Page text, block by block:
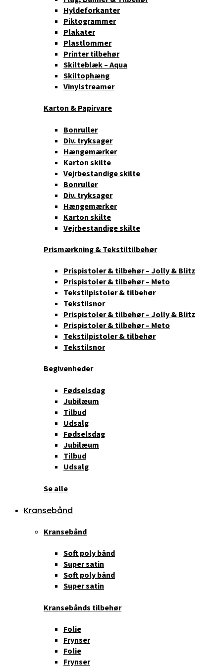
Hyldeforkanter
Piktogrammer
Plakater
Plastlommer
Printer tilbehør
Skilteblæk – Aqua
Skiltophæng
Vinylstreamer
Karton & Papirvare
Bonruller
Div. tryksager
Hængemærker
Karton skilte
Vejrbestandige skilte
Bonruller
Div. tryksager
Hængemærker
Karton skilte
Vejrbestandige skilte
Prismærkning & Tekstiltilbehør
Prispistoler & tilbehør – Jolly & Blitz
Prispistoler & tilbehør – Meto
Tekstilpistoler & tilbehør
Tekstilsnor
Prispistoler & tilbehør – Jolly & Blitz
Prispistoler & tilbehør – Meto
Tekstilpistoler & tilbehør
Tekstilsnor
Begivenheder
Fødselsdag
Jubilæum
Tilbud
Udsalg
Fødselsdag
Jubilæum
Tilbud
Udsalg
Se alle
Kransebånd
Kransebånd
Soft poly bånd
Super satin
Soft poly bånd
Super satin
Kransebånds tilbehør
Folie
Frynser
Folie
Frynser